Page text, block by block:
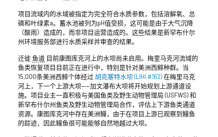
项目流域内的水域被指定为完全符合水质参数，包括溶解氧、总
磷和叶绿素a。蓄水池被列为pH值受损，这可能是由于大气沉降
（酸雨）造成的，而非项目运营造成的。这些结果是新罕布什尔
州环境服务部进行水质采样并审查的结果。
迁徙鱼道目前康图库克河上的水坝尚未启用。梅里马克河流域的
鱼类恢复项目目前正在进行中，特别是针对美洲西鲱种群。当
15,000条美洲西鲱个体经过胡克塞特水坝 (LIHI #162)在梅里马克
河上，下一个上游大坝——加文瀑布大坝将开始规划上游通道设
施。项目业主一直积极与美国鱼类及野生动物管理局 (USFWS) 和
新罕布什尔州鱼类及野生动物管理局合作，评估上下游鱼类通道
资源。康图库克河中存在美洲鳗，由于在项目上游已观察到鳗鱼
的踪迹，因此鳗鱼很可能能够自然地越过大坝。